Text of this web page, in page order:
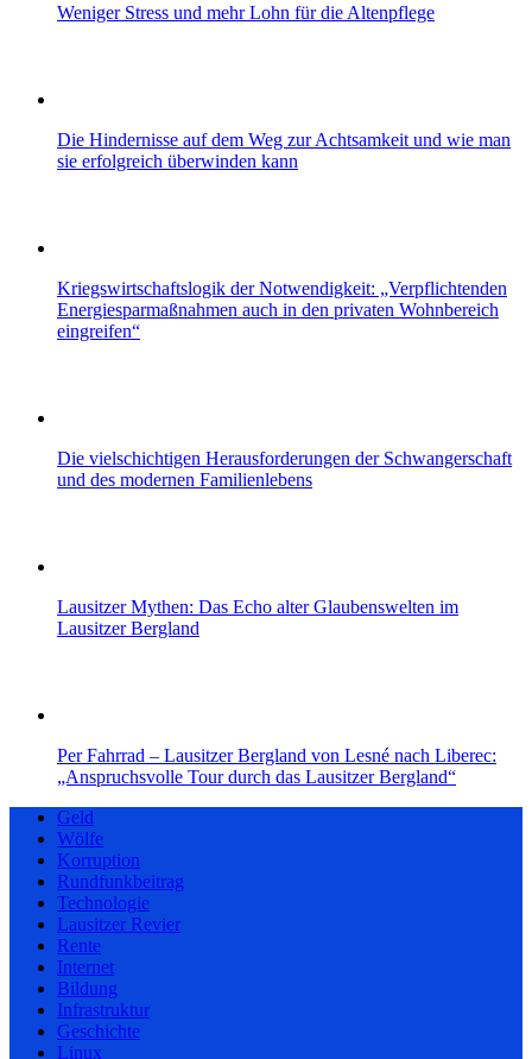
Weniger Stress und mehr Lohn für die Altenpflege
Die Hindernisse auf dem Weg zur Achtsamkeit und wie man
sie erfolgreich überwinden kann
Kriegswirtschaftslogik der Notwendigkeit: „Verpflichtenden
Energiesparmaßnahmen auch in den privaten Wohnbereich
eingreifen“
Die vielschichtigen Herausforderungen der Schwangerschaft
und des modernen Familienlebens
Lausitzer Mythen: Das Echo alter Glaubenswelten im
Lausitzer Bergland
Per Fahrrad – Lausitzer Bergland von Lesné nach Liberec:
„Anspruchsvolle Tour durch das Lausitzer Bergland“
Geld
Wölfe
Korruption
Rundfunkbeitrag
Technologie
Lausitzer Revier
Rente
Internet
Bildung
Infrastruktur
Geschichte
Linux